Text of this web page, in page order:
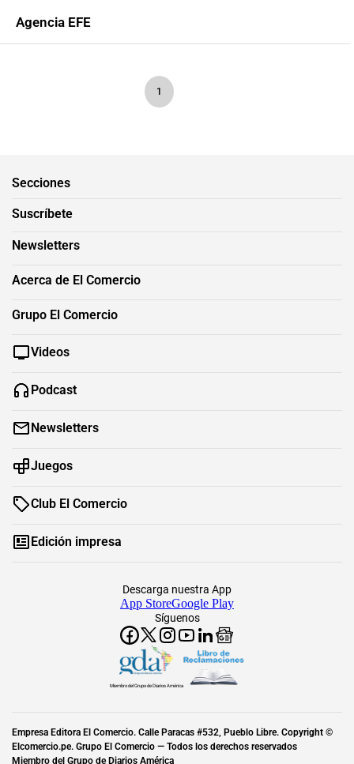
Agencia EFE
1
Secciones
Suscríbete
Newsletters
Acerca de El Comercio
Grupo El Comercio
Videos
Podcast
Newsletters
Juegos
Club El Comercio
Edición impresa
Síguenos
Descarga nuestra App
App StoreGoogle Play
Miembro del Grupo de Diarios América
Empresa Editora El Comercio. Calle Paracas #532, Pueblo Libre. Copyright ©
Elcomercio.pe. Grupo El Comercio — Todos los derechos reservados
Miembro del Grupo de Diarios América